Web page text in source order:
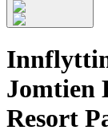
Jomtien
Resort